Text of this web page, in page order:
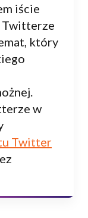
iście
Twitterze
który
w
Twitter